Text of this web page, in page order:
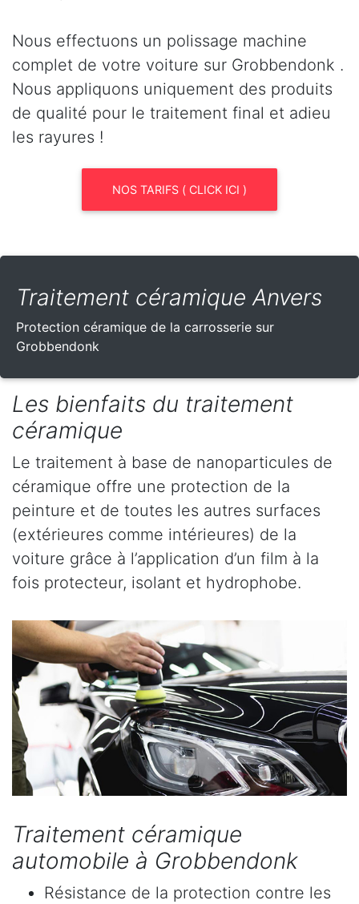
Nous effectuons un polissage machine
complet de votre voiture sur Grobbendonk .
Nous appliquons uniquement des produits
de qualité pour le traitement final et adieu
les rayures !
NOS TARIFS ( CLICK ICI )
Traitement céramique Anvers
Protection céramique de la carrosserie sur
Grobbendonk
Les bienfaits du traitement
céramique
Le traitement à base de nanoparticules de
céramique offre une protection de la
peinture et de toutes les autres surfaces
(extérieures comme intérieures) de la
voiture grâce à l’application d’un film à la
fois protecteur, isolant et hydrophobe.
Traitement céramique
automobile à Grobbendonk
Résistance de la protection contre les